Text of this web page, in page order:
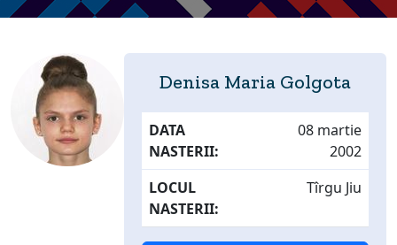
Denisa Maria Golgota
DATA
NASTERII:
08 martie
2002
LOCUL
NASTERII:
Tîrgu Jiu